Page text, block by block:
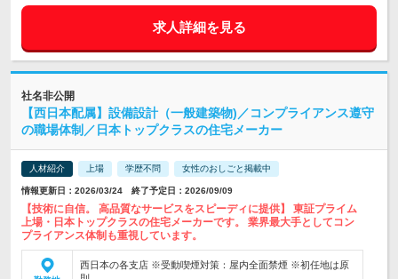
求人詳細を見る
社名非公開
【西日本配属】設備設計（一般建築物)／コンプライアンス遵守
の職場体制／日本トップクラスの住宅メーカー
人材紹介 上場 学歴不問 女性のおしごと掲載中
情報更新日：2026/03/24 終了予定日：2026/09/09
【技術に自信。 高品質なサービスをスピーディに提供】 東証プライム
上場・日本トップクラスの住宅メーカーです。 業界最大手としてコン
プライアンス体制も重視しています。
西日本の各支店 ※受動喫煙対策：屋内全面禁煙 ※初任地は原